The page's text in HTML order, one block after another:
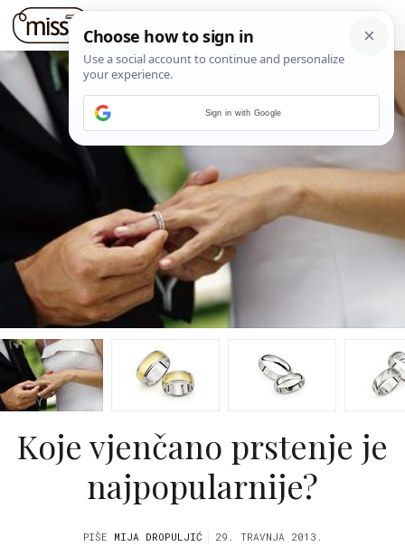
Koje vjenčano prstenje je
najpopularnije?
PIŠE MIJA DROPULJIĆ 29. TRAVNJA 2013.
Sign in with Google